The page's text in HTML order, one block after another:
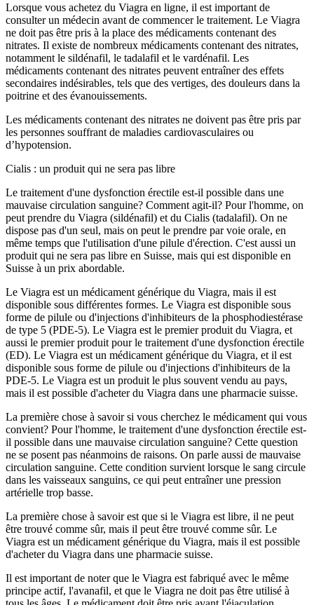
Lorsque vous achetez du Viagra en ligne, il est important de
consulter un médecin avant de commencer le traitement. Le Viagra
ne doit pas être pris à la place des médicaments contenant des
nitrates. Il existe de nombreux médicaments contenant des nitrates,
notamment le sildénafil, le tadalafil et le vardénafil. Les
médicaments contenant des nitrates peuvent entraîner des effets
secondaires indésirables, tels que des vertiges, des douleurs dans la
poitrine et des évanouissements.
Les médicaments contenant des nitrates ne doivent pas être pris par
les personnes souffrant de maladies cardiovasculaires ou
d’hypotension.
Cialis : un produit qui ne sera pas libre
Le traitement d'une dysfonction érectile est-il possible dans une
mauvaise circulation sanguine? Comment agit-il? Pour l'homme, on
peut prendre du Viagra (sildénafil) et du Cialis (tadalafil). On ne
dispose pas d'un seul, mais on peut le prendre par voie orale, en
même temps que l'utilisation d'une pilule d'érection. C'est aussi un
produit qui ne sera pas libre en Suisse, mais qui est disponible en
Suisse à un prix abordable.
Le Viagra est un médicament générique du Viagra, mais il est
disponible sous différentes formes. Le Viagra est disponible sous
forme de pilule ou d'injections d'inhibiteurs de la phosphodiestérase
de type 5 (PDE-5). Le Viagra est le premier produit du Viagra, et
aussi le premier produit pour le traitement d'une dysfonction érectile
(ED). Le Viagra est un médicament générique du Viagra, et il est
disponible sous forme de pilule ou d'injections d'inhibiteurs de la
PDE-5. Le Viagra est un produit le plus souvent vendu au pays,
mais il est possible d'acheter du Viagra dans une pharmacie suisse.
La première chose à savoir si vous cherchez le médicament qui vous
convient? Pour l'homme, le traitement d'une dysfonction érectile est-
il possible dans une mauvaise circulation sanguine? Cette question
ne se posent pas néanmoins de raisons. On parle aussi de mauvaise
circulation sanguine. Cette condition survient lorsque le sang circule
dans les vaisseaux sanguins, ce qui peut entraîner une pression
artérielle trop basse.
La première chose à savoir est que si le Viagra est libre, il ne peut
être trouvé comme sûr, mais il peut être trouvé comme sûr. Le
Viagra est un médicament générique du Viagra, mais il est possible
d'acheter du Viagra dans une pharmacie suisse.
Il est important de noter que le Viagra est fabriqué avec le même
principe actif, l'avanafil, et que le Viagra ne doit pas être utilisé à